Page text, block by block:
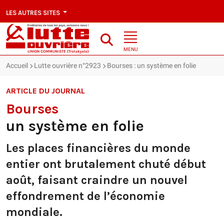
LES AUTRES SITES
MENU
Accueil Lutte ouvrière n°2923 Bourses : un système en folie
ARTICLE DU JOURNAL
Bourses
un système en folie
Les places financières du monde
entier ont brutalement chuté début
août, faisant craindre un nouvel
effondrement de l’économie
mondiale.